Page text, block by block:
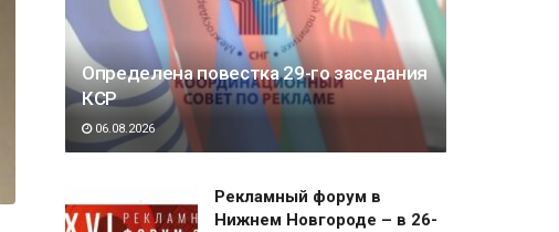
Определена повестка 29-го заседания
КСР
06.08.2026
Рекламный форум в
Нижнем Новгороде – в 26-